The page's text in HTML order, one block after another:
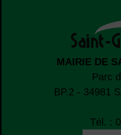
MAIRIE DE
Parc
BP.2 - 34981
Tél. :